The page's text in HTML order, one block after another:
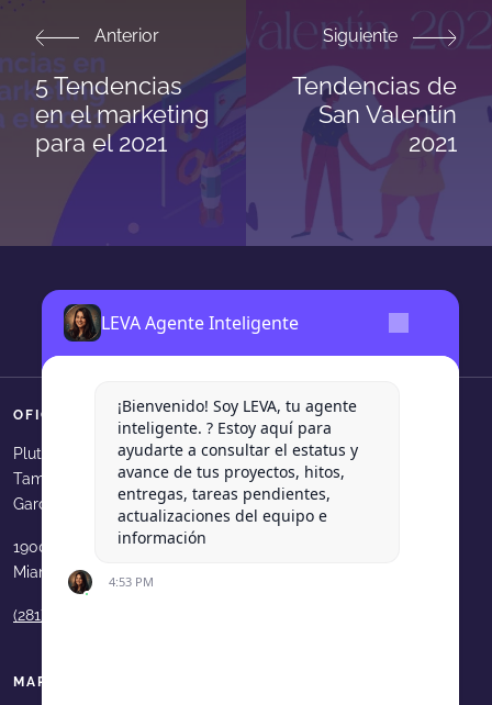
LEVA Agente Inteligente
¡Bienvenido! Soy LEVA, tu agente
inteligente. ? Estoy aquí para
ayudarte a consultar el estatus y
avance de tus proyectos, hitos,
entregas, tareas pendientes,
actualizaciones del equipo e
información
4:53 PM
Anterior
5 Tendencias
en el marketing
para el 2021
Siguiente
Tendencias de
San Valentín
2021
OFICINAS
Plutarco Elias Calles 540, Col.
Tampiquito, San Pedro Garza
García, N.L.
1900 N Bayshore Dr. 33231
Miami, FL, USA
(281) 210 9189
SÍGUENOS
Levadura Agencia en
Levadura Agencia en
Levadura Agencia
Levadura Agencia en youtube
Levadura Agencia en
MAPA DE SITIO